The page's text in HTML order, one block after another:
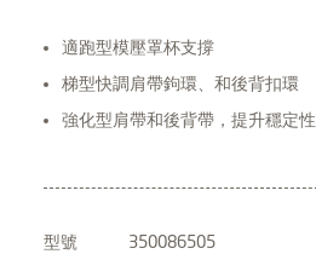
適跑型模壓罩杯支撐
梯型快調肩帶鉤環、和後背扣環
強化型肩帶和後背帶，提升穩定性
型號 350086505